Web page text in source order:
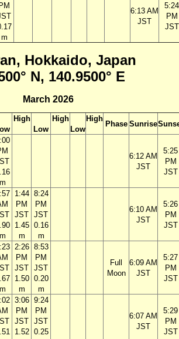
PM
m
6:13 AM
JST
5:24
PM
JST
Hokkaido, Japan
N, 140.9500° E
March 2026
High
Low
High
Low
High
Phase Sunrise
m
6:12 AM
JST
5:25
PM
JST
m
1:44
PM
JST
1.45
m
8:24
PM
JST
0.16
m
6:10 AM
JST
5:26
PM
JST
m
2:26
PM
JST
1.50
m
8:53
PM
JST
0.20
m
Full
Moon
6:09 AM
JST
5:27
PM
JST
3:06
PM
JST
1.52
9:24
PM
JST
0.25
6:07 AM
JST
5:29
PM
JST